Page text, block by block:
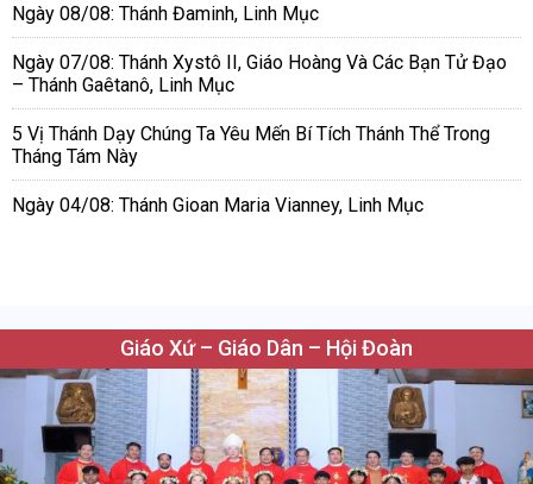
Ngày 08/08: Thánh Đaminh, Linh Mục
Ngày 07/08: Thánh Xystô II, Giáo Hoàng Và Các Bạn Tử Đạo
– Thánh Gaêtanô, Linh Mục
5 Vị Thánh Dạy Chúng Ta Yêu Mến Bí Tích Thánh Thể Trong
Tháng Tám Này
Ngày 04/08: Thánh Gioan Maria Vianney, Linh Mục
Giáo Xứ – Giáo Dân – Hội Đoàn